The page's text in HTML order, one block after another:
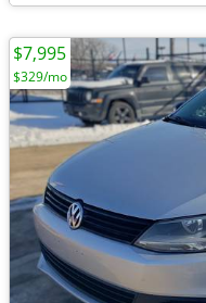
$7,995
$329/mo